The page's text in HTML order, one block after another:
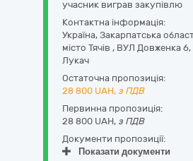
учасник виграв закупівлю
Контактна інформація:
Україна, Закарпатська
місто Тячів , ВУЛ Довженка 6,
Лукач
Остаточна пропозиція:
28 800 UAH, з ПДВ
Первинна пропозиція:
28 800 UAH, з ПДВ
Документи пропозиції:
Показати документи